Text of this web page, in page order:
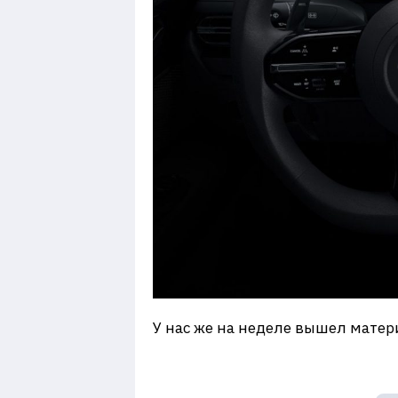
У нас же на неделе вышел